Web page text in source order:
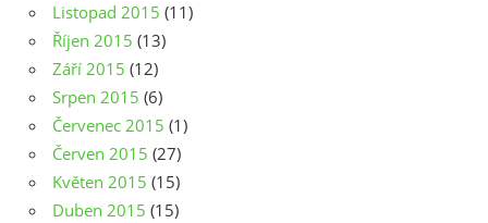
Listopad 2015 (11)
Říjen 2015 (13)
Září 2015 (12)
Srpen 2015 (6)
Červenec 2015 (1)
Červen 2015 (27)
Květen 2015 (15)
Duben 2015 (15)